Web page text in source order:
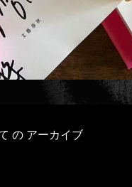
の アーカイブ